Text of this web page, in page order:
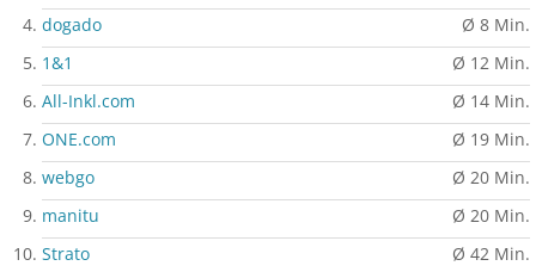
dogado
Ø 8 Min.
1&1
Ø 12 Min.
All-Inkl.com
Ø 14 Min.
ONE.com
Ø 19 Min.
webgo
Ø 20 Min.
manitu
Ø 20 Min.
Strato
Ø 42 Min.